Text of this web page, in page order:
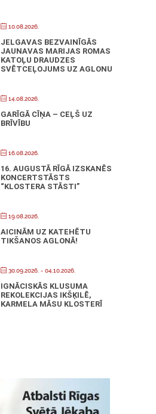
10.08.2026.
JELGAVAS BEZVAINĪGĀS
JAUNAVAS MARIJAS ROMAS
KATOĻU DRAUDZES
SVĒTCEĻOJUMS UZ AGLONU
14.08.2026.
GARĪGĀ CĪŅA – CEĻŠ UZ
BRĪVĪBU
16.08.2026.
16. AUGUSTĀ RĪGĀ IZSKANĒS
KONCERTSTĀSTS
“KLOSTERA STĀSTI”
19.08.2026.
AICINĀM UZ KATEHĒTU
TIKŠANOS AGLONĀ!
30.09.2026. - 04.10.2026.
IGNĀCISKĀS KLUSUMA
REKOLEKCIJAS IKŠĶILĒ,
KARMELA MĀSU KLOSTERĪ